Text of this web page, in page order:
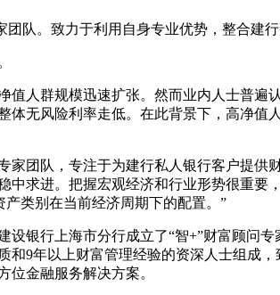
团队。致力于利用自身专业优势，整合
群规模迅速扩张。然而业内人士普遍
无风险利率走低。在此背景下，高净
队，专注于为建行私人银行客户提供
求进。把握宏观经济和行业形势很重要
产类别在当前经济周期下的配置。”
行上海市分行成立了“智+”财富顾问专
和9年以上财富管理经验的资深人士组成
位金融服务解决方案。